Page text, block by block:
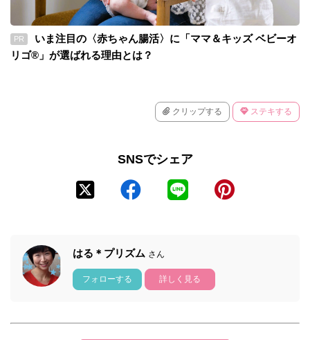
PR
いま注目の〈赤ちゃん腸活〉に「ママ＆キッズ ベビーオ
リゴ®」が選ばれる理由とは？
クリップする ステキする
SNSでシェア
はる＊プリズム さん
フォローする 詳しく見る